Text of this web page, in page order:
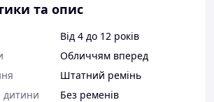
та опис
Від 4 до 12 років
Обличчям вперед
Штатний ремінь
дитини
Без ременів